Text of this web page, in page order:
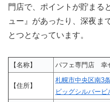
門店で、ポイントが貯まる
ュー』があったり、深夜ま
とつとなっています。
【名称】 パフェ専門店
【住所】
札幌市中央区南3
ビッグシルバービ